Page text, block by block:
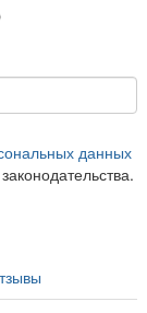
данных